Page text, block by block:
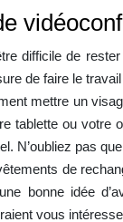
difficile de
de faire le
mettre un
tablette ou votre
N’oubliez pas
de
bonne idée
vous